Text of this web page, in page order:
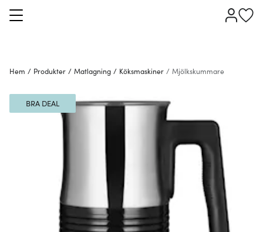
Hem / Produkter / Matlagning / Köksmaskiner / Mjölkskummare
BRA DEAL